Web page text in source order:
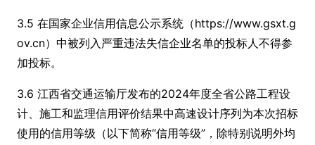
3.5 在国家企业信用信息公示系统（https://www.gsxt.g
ov.cn）中被列入严重违法失信企业名单的投标人不得参
加投标。
3.6 江西省交通运输厅发布的2024年度全省公路工程设
计、施工和监理信用评价结果中高速设计序列为本次招标
使用的信用等级（以下简称“信用等级”，除特别说明外均